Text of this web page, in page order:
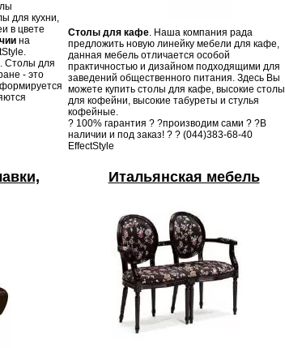
для кухни,
в цвете
на
Столы для
- это
Столы для кафе. Наша компания рада
предложить новую линейку мебели для кафе,
данная мебель отличается особой
практичностью и дизайном подходящими для
заведений общественного питания. Здесь Вы
можете купить столы для кафе, высокие столы
для кофейни, высокие табуреты и стулья
кофейные.
? 100% гарантия ? ?производим сами ? ?В
наличии и под заказ! ? ? (044)383-68-40
EffectStyle
Итальянская мебель